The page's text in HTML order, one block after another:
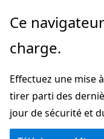
Passer
directement
au
principal
Ce
charge.
Effectuez une mise
tirer parti des
jour de sécurité et